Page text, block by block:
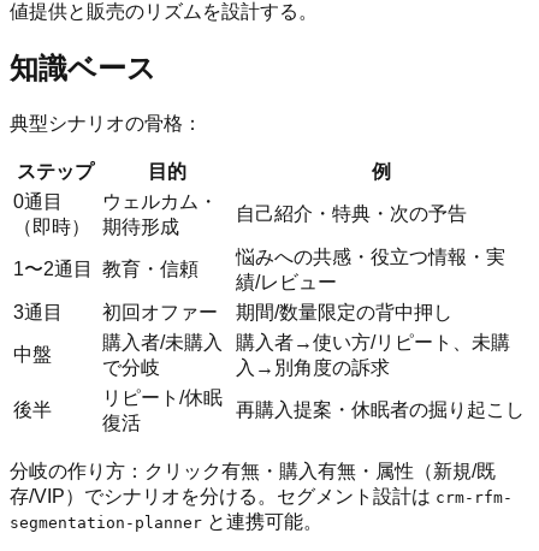
値提供と販売のリズムを設計する。
知識ベース
典型シナリオの骨格：
ステップ 目的
例
0通目
（即時）
ウェルカム・
期待形成
自己紹介・特典・次の予告
1〜2通目 教育・信頼
悩みへの共感・役立つ情報・実
績/レビュー
3通目
初回オファー 期間/数量限定の背中押し
中盤
購入者/未購入
で分岐
購入者→使い方/リピート、未購
入→別角度の訴求
後半
リピート/休眠
復活
再購入提案・休眠者の掘り起こし
分岐の作り方：クリック有無・購入有無・属性（新規/既
存/VIP）でシナリオを分ける。セグメント設計は crm-rfm-
segmentation-planner と連携可能。